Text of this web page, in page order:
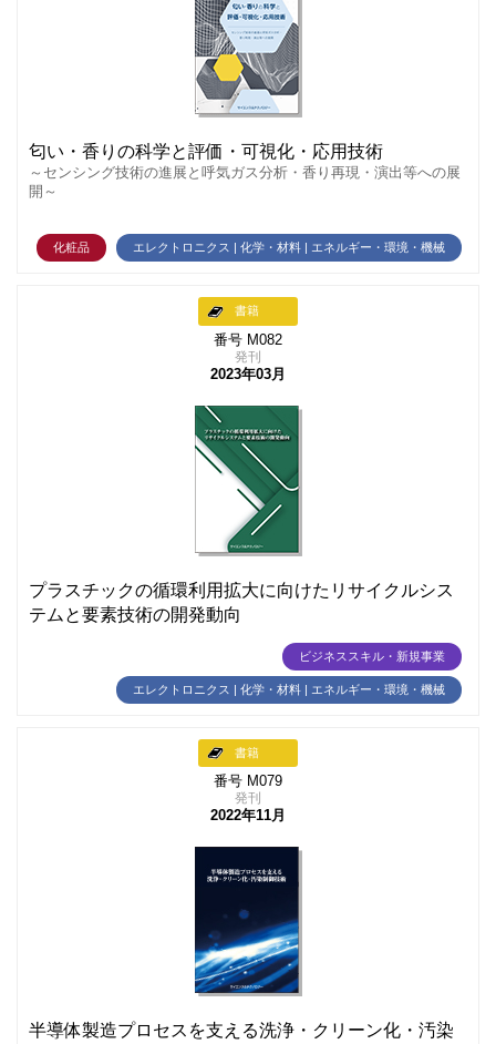
匂い・香りの科学と評価・可視化・応用技術
～センシング技術の進展と呼気ガス分析・香り再現・演出等への展
開～
化粧品 エレクトロニクス | 化学・材料 | エネルギー・環境・機械
書籍
番号 M082
発刊
2023年03月
プラスチックの循環利用拡大に向けたリサイクルシス
テムと要素技術の開発動向
ビジネススキル・新規事業
エレクトロニクス | 化学・材料 | エネルギー・環境・機械
書籍
番号 M079
発刊
2022年11月
半導体製造プロセスを支える洗浄・クリーン化・汚染